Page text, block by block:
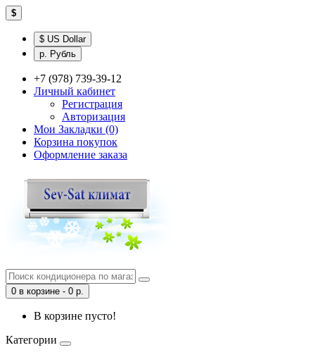
$
$ US Dollar
р. Рубль
+7 (978) 739-39-12
Личный кабинет
Регистрация
Авторизация
Мои Закладки (0)
Корзина покупок
Оформление заказа
0 в корзине - 0 р.
В корзине пусто!
Категории